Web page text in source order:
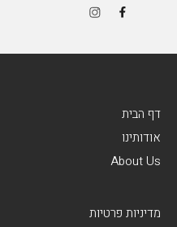
דף הבית
אודותינו
About Us
מדיניות פרטיות